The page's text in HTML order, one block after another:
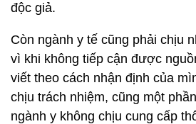
độc giả.
Còn ngành y tế cũng phải chịu
vì khi không tiếp cận được
viết theo cách nhận định của
chịu trách nhiệm, cũng một
ngành y không chịu cung cấp